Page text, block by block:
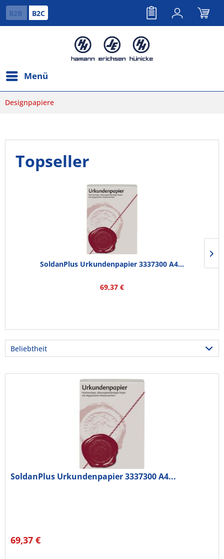
B2B B2C
Menü
Designpapiere
Topseller
SoldanPlus Urkundenpapier 3337300 A4...
69,37 €
SoldanPlus Urkundenpapier 3337300 A4...
69,37 €